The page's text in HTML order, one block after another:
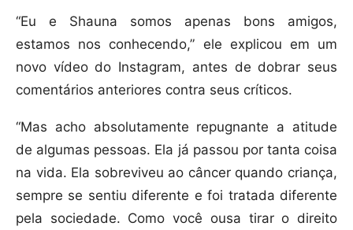
“Eu e Shauna somos apenas bons amigos,
estamos nos conhecendo,” ele explicou em um
novo vídeo do Instagram, antes de dobrar seus
comentários anteriores contra seus críticos.
“Mas acho absolutamente repugnante a atitude
de algumas pessoas. Ela já passou por tanta coisa
na vida. Ela sobreviveu ao câncer quando criança,
sempre se sentiu diferente e foi tratada diferente
pela sociedade. Como você ousa tirar o direito